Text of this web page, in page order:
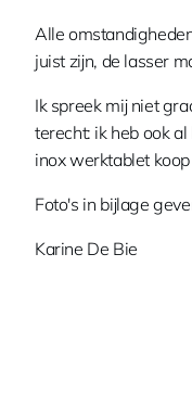
Alle
juist zijn, de lasser
Ik spreek mij niet
terecht: ik heb ook
inox werktablet
Foto's in bijlage
Karine De Bie